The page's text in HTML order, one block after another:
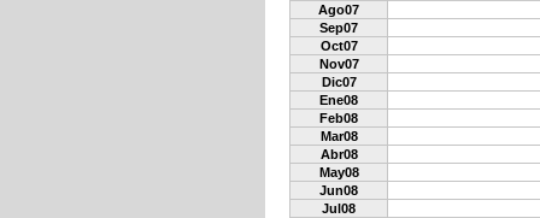
Ago07
Sep07
Oct07
Nov07
Dic07
Ene08
Feb08
Mar08
Abr08
May08
Jun08
Jul08